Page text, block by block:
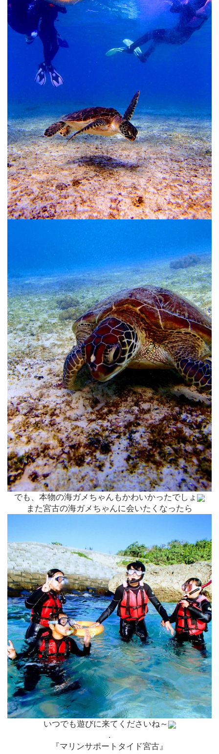
でも、本物の海ガメちゃんもかわいかったでしょ
また宮古の海ガメちゃんに会いたくなったら
いつでも遊びに来てくださいね～
.
『マリンサポートタイド宮古』